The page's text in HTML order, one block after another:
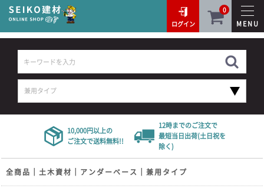
0
ログイン
MENU
10,000円以上の
ご注文で送料無料!!
12時までのご注文で
最短当日出荷(土日祝を
除く)
全商品 土木資材 アンダーベース 兼用タイプ